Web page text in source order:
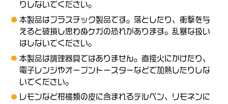
りしないでください。
本製品はプラスチック製品です。落としたり、衝撃を与
えると破損し思わぬケガの恐れがあります。乱暴な扱い
はしないでください。
本製品は調理器具ではありません。直接火にかけたり、
電子レンジやオーブントースターなどで加熱したりしな
いでください。
レモンなど柑橘類の皮に含まれるテルペン、リモネンに